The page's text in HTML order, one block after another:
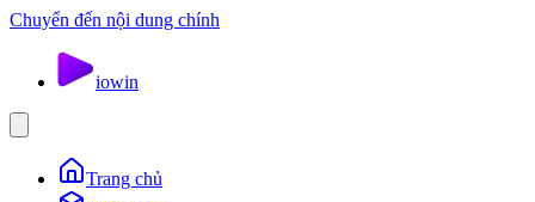
Chuyển đến nội dung chính
iowin
Trang chủ